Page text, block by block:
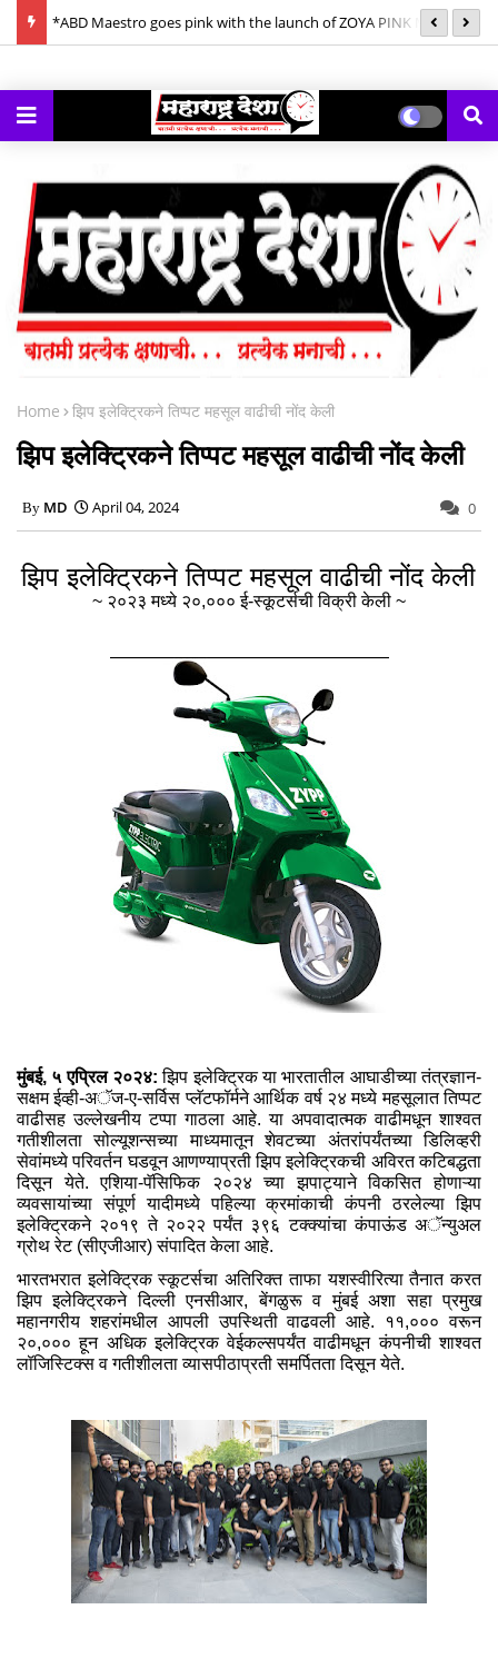
*ABD Maestro goes pink with the launch of ZOYA PINK Mix
Home झिप इलेक्ट्रिकने तिप्‍पट महसूल वाढीची नोंद केली
झिप इलेक्ट्रिकने तिप्‍पट महसूल वाढीची नोंद केली
MD April 04, 2024 0
झिप इलेक्ट्रिकने तिप्‍पट महसूल वाढीची नोंद केली
~ २०२३ मध्‍ये २०,००० ई-स्‍कूटर्सची विक्री केली ~
मुंबई, ५ एप्रिल २०२४: झिप इलेक्ट्रिक या भारतातील आघाडीच्‍या तंत्रज्ञान-
सक्षम ईव्‍ही-अॅज-ए-सर्विस प्‍लॅटफॉर्मने आर्थिक वर्ष २४ मध्‍ये महसूलात तिप्‍पट
वाढीसह उल्‍लेखनीय टप्‍पा गाठला आहे. या अपवादात्‍मक वाढीमधून शाश्‍वत
गतीशीलता सोल्‍यूशन्‍सच्‍या माध्‍यमातून शेवटच्‍या अंतरांपर्यंतच्‍या डिलिव्‍हरी
सेवांमध्‍ये परिवर्तन घडवून आणण्‍याप्रती झिप इलेक्ट्रिकची अविरत कटिबद्धता
दिसून येते. एशिया-पॅसिफिक २०२४ च्‍या झपाट्याने विकसित होणाऱ्या
व्‍यवसायांच्‍या संपूर्ण यादीमध्‍ये पहिल्‍या क्रमांकाची कंपनी ठरलेल्‍या झिप
इलेक्ट्रिकने २०१९ ते २०२२ पर्यंत ३९६ टक्‍क्‍यांचा कंपाऊंड अॅन्‍युअल
ग्रोथ रेट (सीएजीआर) संपादित केला आहे.
भारतभरात इलेक्ट्रिक स्‍कूटर्सचा अतिरिक्‍त ताफा यशस्‍वीरित्‍या तैनात करत
झिप इलेक्ट्रिकने दिल्‍ली एनसीआर, बेंगळुरू व मुंबई अशा सहा प्रमुख
महानगरीय शहरांमधील आपली उपस्थिती वाढवली आहे. ११,००० वरून
२०,००० हून अधिक इलेक्ट्रिक वेईकल्‍सपर्यंत वाढीमधून कंपनीची शाश्‍वत
लॉजिस्टिक्‍स व गतीशीलता व्‍यासपीठाप्रती समर्पितता दिसून येते.